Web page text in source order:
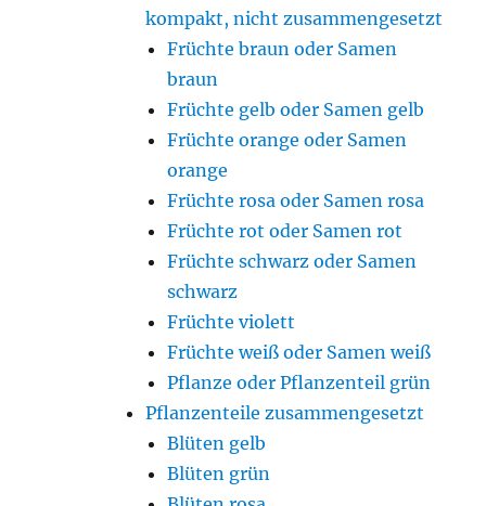
kompakt, nicht zusammengesetzt
Früchte braun oder Samen
braun
Früchte gelb oder Samen gelb
Früchte orange oder Samen
orange
Früchte rosa oder Samen rosa
Früchte rot oder Samen rot
Früchte schwarz oder Samen
schwarz
Früchte violett
Früchte weiß oder Samen weiß
Pflanze oder Pflanzenteil grün
Pflanzenteile zusammengesetzt
Blüten gelb
Blüten grün